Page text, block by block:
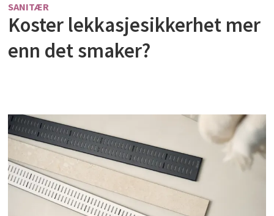
SANITÆR
Koster lekkasjesikkerhet mer
enn det smaker?